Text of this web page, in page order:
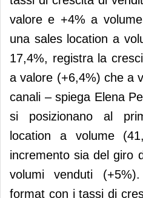
valore e +4% a
una sales location a
17,4%, registra la
a valore (+6,4%) che a
canali – spiega Elena
si posizionano al
location a volume
incremento sia del giro
volumi venduti
format con i tassi di